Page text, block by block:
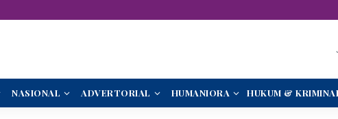
NASIONAL ADVERTORIAL HUMANIORA HUKUM &